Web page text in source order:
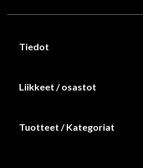
Tiedot
Liikkeet / osastot
Tuotteet / Kategoriat